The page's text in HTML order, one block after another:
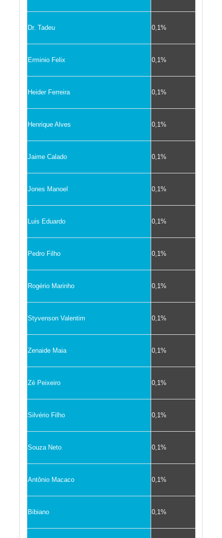
Dr. Tadeu 0,1%
Erminio Felix 0,1%
Heider Ferreira 0,1%
Henrique Alves 0,1%
Jaime Calado 0,1%
Jones Manoel 0,1%
Luis Eduardo 0,1%
Pedro Filho 0,1%
Rogério Marinho 0,1%
Styvenson Valentim 0,1%
Zenaide Maia 0,1%
Zé Peixeiro 0,1%
Silvério Filho 0,1%
Souza Neto 0,1%
Antônio Macaco 0,1%
Bibiano 0,1%